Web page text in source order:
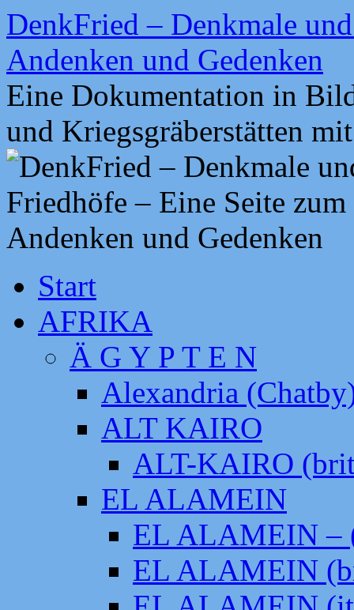
Zum
Inhalt
springen
DenkFried – Denkmale
Andenken und Gedenken
Eine Dokumentation in
und Kriegsgräberstätten
Start
AFRIKA
Ä G Y P T E N
Alexandria
ALT KAIRO
ALT-KAIRO
EL ALAMEIN
EL ALAMEIN –
EL ALAMEIN